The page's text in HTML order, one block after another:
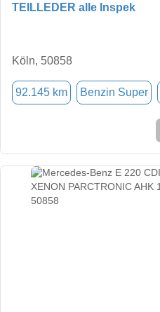
TEILLEDER alle Inspek
Köln, 50858
92.145 km Benzin Super